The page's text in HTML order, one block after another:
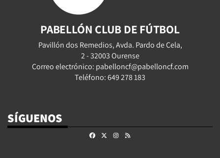
PABELLÓN CLUB DE FÚTBOL
Pavillón dos Remedios, Avda. Pardo de Cela,
2 - 32003 Ourense
Correo electrónico: pabelloncf@pabelloncf.com
Teléfono: 649 278 183
SÍGUENOS
FacebookInstagram